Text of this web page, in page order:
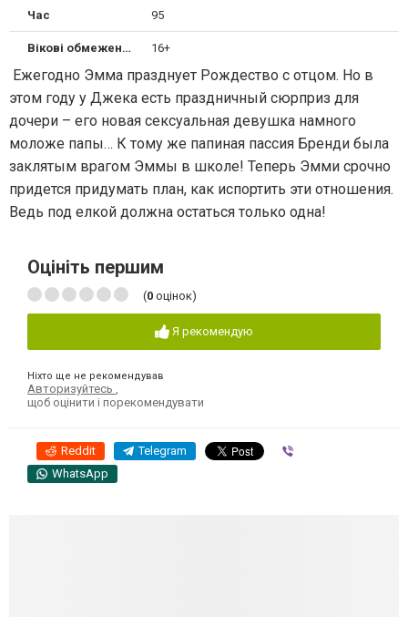
Час 95
Вікові обмеження 16+
Ежегодно Эмма празднует Рождество с отцом. Но в
этом году у Джека есть праздничный сюрприз для
дочери – его новая сексуальная девушка намного
моложе папы… К тому же папиная пассия Бренди была
заклятым врагом Эммы в школе! Теперь Эмми срочно
придется придумать план, как испортить эти отношения.
Ведь под елкой должна остаться только одна!
Оцініть першим
(0 оцінок)
Я рекомендую
Ніхто ще не рекомендував
Авторизуйтесь ,
щоб оцінити і порекомендувати
Reddit Telegram
WhatsApp